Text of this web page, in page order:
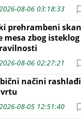
08-06 03:18:33
prehrambeni
mesa zbog
08-06 02:27:21
načini
vrtu
08-05 12:51:40